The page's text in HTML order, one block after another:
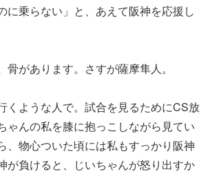
に乗らない」と、あえて阪神を応援し
があります。さすが薩摩隼人。
くような人で。試合を見るためにCS放
ゃんの私を膝に抱っこしながら見てい
、物心ついた頃には私もすっかり阪神
が負けると、じいちゃんが怒り出すか